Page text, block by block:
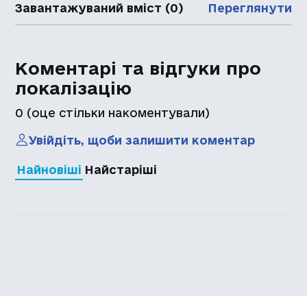
Завантажуваний вміст (0) Переглянути
Коментарі та відгуки про
локалізацію
0 (оце стільки накоментували)
Увійдіть, щоби залишити коментар
Найновіші Найстаріші